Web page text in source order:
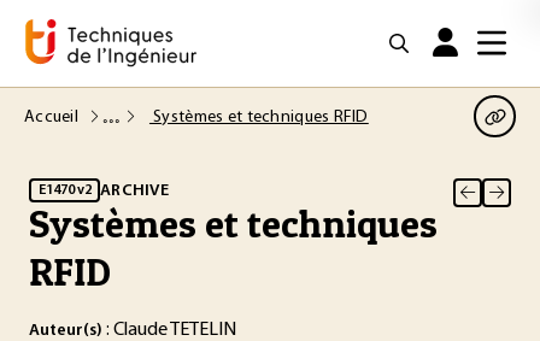
Accueil Systèmes et techniques RFID
E1470 v2 ARCHIVE
Systèmes et techniques
RFID
Auteur(s) : Claude TETELIN